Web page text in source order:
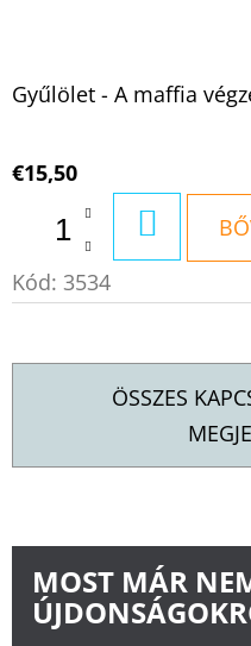
Gyűlölet - A maffia
€15,50
KOSÁRBA
Kód: 3534
ÖSSZES
MOST MÁR